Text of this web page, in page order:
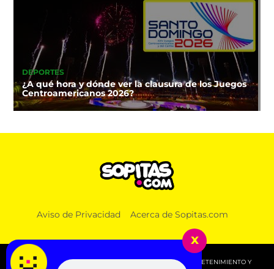
DEPORTES
¿A qué hora y dónde ver la clausura de los Juegos
Centroamericanos 2026?
Aviso de Privacidad Acerca de Sopitas.com
© 2026 SOPITAS.COM - MÚSICA, NOTICIAS, DEPORTES, ENTRETENIMIENTO Y
x